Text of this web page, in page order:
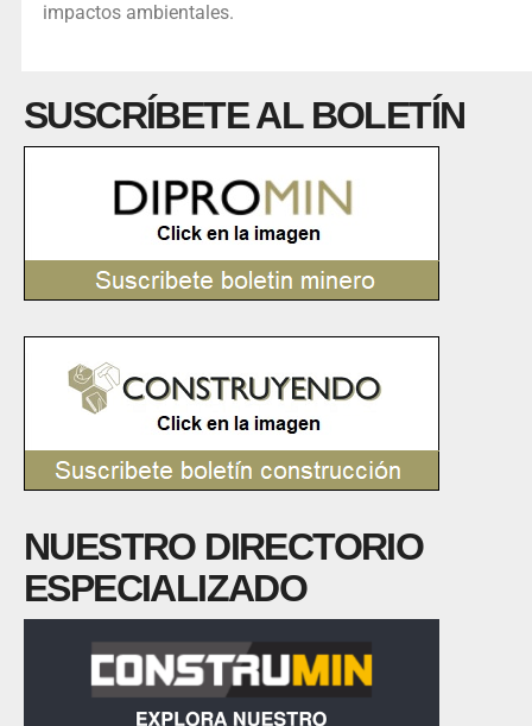
impactos ambientales.
SUSCRÍBETE AL BOLETÍN
NUESTRO DIRECTORIO
ESPECIALIZADO